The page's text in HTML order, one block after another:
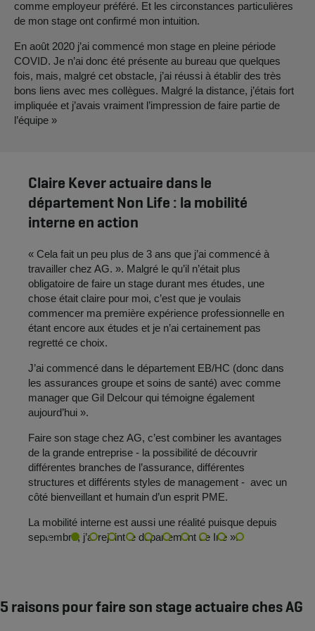
comme employeur préféré. Et les circonstances particulières
de mon stage ont confirmé mon intuition.
En août 2020 j’ai commencé mon stage en pleine période
COVID. Je n’ai donc été présente au bureau que quelques
fois, mais, malgré cet obstacle, j’ai réussi à établir des très
bons liens avec mes collègues. Malgré la distance, j’étais fort
impliquée et j’avais vraiment l’impression de faire partie de
l’équipe »
Claire Kever actuaire dans le
département Non Life : la mobilité
interne en action
« Cela fait un peu plus de 3 ans que j’ai commencé à
travailler chez AG. ». Malgré le qu’il n’était plus
obligatoire de faire un stage durant mes études, une
chose était claire pour moi, c’est que je voulais
commencer ma première expérience professionnelle en
étant encore aux études et je n’ai certainement pas
regretté ce choix.
J’ai commencé dans le département EB/HC (donc dans
les assurances groupe et soins de santé) avec comme
manager que Gil Delcour qui témoigne également
aujourd’hui ».
Faire son stage chez AG, c’est combiner les avantages
de la grande entreprise - la possibilité de découvrir
différentes branches de l’assurance, différentes
structures et différents styles de management - avec un
côté bienveillant et humain d’un esprit PME.
La mobilité interne est aussi une réalité puisque depuis
septembre, j’ai rejoint le département de Ine ».
5 raisons pour faire son stage actuaire ches AG